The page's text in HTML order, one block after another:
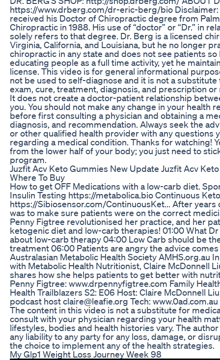
https://www.drberg.com/dr-eric-berg/bio Disclaimer:
received his Doctor of Chiropractic degree from
Chiropractic in 1988. His use of “doctor” or “Dr.” in
solely refers to that degree. Dr. Berg is a licensed
Virginia, California, and Louisiana, but he no longer
chiropractic in any state and does not see patients so
educating people as a full time activity, yet he
license. This video is for general informational
not be used to self-diagnose and it is not a substitute
exam, cure, treatment, diagnosis, and prescription
It does not create a doctor-patient relationship
you. You should not make any change in your health
before first consulting a physician and obtaining a
diagnosis, and recommendation. Always seek the
or other qualified health provider with any questions
regarding a medical condition. Thanks for watching!
from the lower half of your body; you just need to
program.
Juzfit Acv Keto Gummies New Update Juzfit Acv
Where To Buy
How to get OFF Medications with a low-carb diet.
Insulin Testing https://metabolica.bio Continuous
https://Sibiosensor.com/ContinuousKet... After
was to make sure patients were on the correct
Penny Figtree revolutionised her practice, and her
ketogenic diet and low-carb therapies! 01:00 What Dr
about low-carb therapy 04:00 Low Carb should be
treatment 06:00 Patients are angry the advice
Australasian Metabolic Health Society AMHS.org.au
with Metabolic Health Nutritionist, Claire McDonnell
shares how she helps patients to get better with
Penny Figtree: www.drpennyfigtree.com Family
Health Trailblazers S2: E06 Host: Claire McDonnell
podcast host claire@leafie.org Tech:
The content in this video is not a substitute for
consult with your physician regarding your health
lifestyles, bodies and health histories vary. The
any liability to any party for any loss, damage, or
the choice to implement any of the health strategies.
My Glp1 Weight Loss Journey Week 98